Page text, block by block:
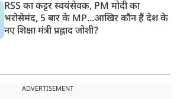
RSS का कट्टर स्वयंसेवक, PM मोदी का
भरोसेमंद, 5 बार के MP...आखिर कौन हैं देश के
नए शिक्षा मंत्री प्रह्लाद जोशी?
ADVERTISEMENT